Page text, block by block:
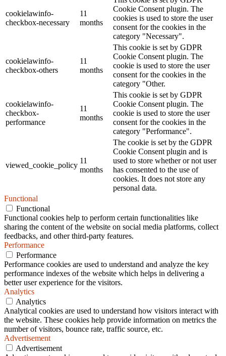
cookielawinfo-
checkbox-necessary
11
months
Cookie Consent plugin. The
cookies is used to store the user
consent for the cookies in the
category "Necessary".
cookielawinfo-
checkbox-others
11
months
This cookie is set by GDPR
Cookie Consent plugin. The
cookie is used to store the user
consent for the cookies in the
category "Other.
cookielawinfo-
checkbox-
performance
11
months
This cookie is set by GDPR
Cookie Consent plugin. The
cookie is used to store the user
consent for the cookies in the
category "Performance".
viewed_cookie_policy
11
months
The cookie is set by the GDPR
Cookie Consent plugin and is
used to store whether or not user
has consented to the use of
cookies. It does not store any
personal data.
Functional
Functional
Functional cookies help to perform certain functionalities like
sharing the content of the website on social media platforms, collect
feedbacks, and other third-party features.
Performance
Performance
Performance cookies are used to understand and analyze the key
performance indexes of the website which helps in delivering a
better user experience for the visitors.
Analytics
Analytics
Analytical cookies are used to understand how visitors interact with
the website. These cookies help provide information on metrics the
number of visitors, bounce rate, traffic source, etc.
Advertisement
Advertisement